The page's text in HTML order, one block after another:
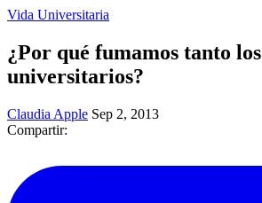
Vida Universitaria
¿Por qué fumamos tanto los
universitarios?
Claudia Apple Sep 2, 2013
Compartir: